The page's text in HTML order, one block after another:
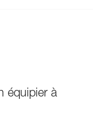
équipier à